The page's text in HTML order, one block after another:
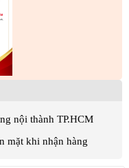
nội thành TP.HCM
mặt khi nhận hàng